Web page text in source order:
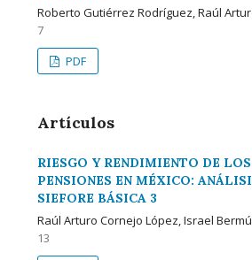
Roberto Gutiérrez Rodríguez, Raúl
7
PDF
Artículos
RIESGO Y RENDIMIENTO DE
PENSIONES EN MÉXICO:
SIEFORE BÁSICA 3
Raúl Arturo Cornejo López, Israel
13